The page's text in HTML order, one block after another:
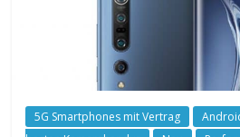
5G Smartphones mit Vertrag